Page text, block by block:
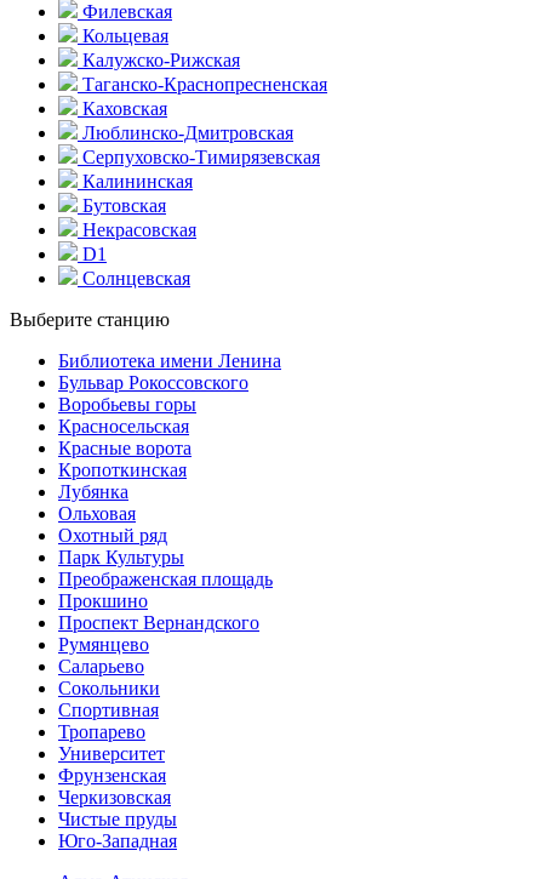
Филевская
Кольцевая
Калужско-Рижская
Таганско-Краснопресненская
Каховская
Люблинско-Дмитровская
Серпуховско-Тимирязевская
Калининская
Бутовская
Некрасовская
D1
Солнцевская
Выберите станцию
Библиотека имени Ленина
Бульвар Рокоссовского
Воробьевы горы
Красно­сельская
Красные ворота
Кропоткинс­кая
Лубянка
Ольховая
Охотный ряд
Парк Культуры
Преобра­женская площадь
Прокшино
Проспект Вернандского
Румянцево
Саларьево
Сокольники
Спортивная
Тропарево
Университет
Фрунзенская
Черкизовская
Чистые пруды
Юго-Западная